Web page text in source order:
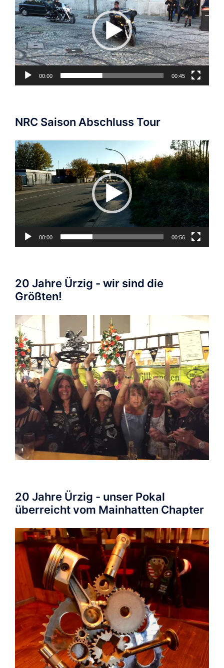
00:00 00:45
NRC Saison Abschluss Tour
Video-
Player
00:00 00:56
20 Jahre Ürzig - wir sind die
Größten!
20 Jahre Ürzig - unser Pokal
überreicht vom Mainhatten Chapter